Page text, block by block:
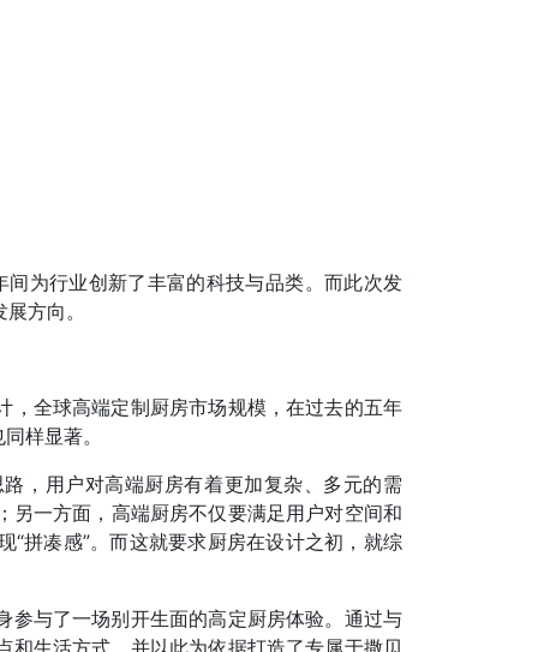
为行业创新了丰富的科技与品类。而此次发
方向。
，全球高端定制厨房市场规模，在过去的五年
样显著。
，用户对高端厨房有着更加复杂、多元的需
一方面，高端厨房不仅要满足用户对空间和
拼凑感”。而这就要求厨房在设计之初，就综
参与了一场别开生面的高定厨房体验。通过与
生活方式，并以此为依据打造了专属于撒贝